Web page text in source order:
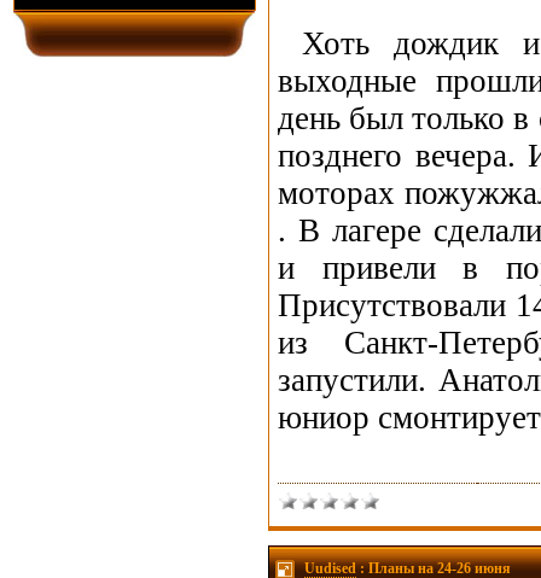
Хоть дождик
выходные
день был только в
позднего
моторах
. В лагере
и привели в
Присутствовали
из Санкт-
запустили.
юниор
Uudised: Планы на 24-26 июня